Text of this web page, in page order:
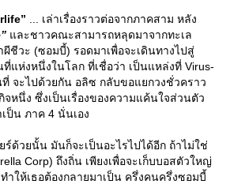
... เล่าเรื่องราวต่อจากภาคสาม หลัง
ละชาวคณะสามารถหลุดมาจากทะเล
ผีชีวะ (ซอมบี้) รอดมาเพื่อจะเดินทางไปสู่
แห่งหนึ่งในโลก ที่เชื่อว่า เป็นแหล่งที่ Virus-
จะไปด้วยกัน อลิซ กลับขอแยกวงชั่วคราว
จหนึ่ง ซึ่งเป็นเรื่องของความแค้นใจส่วนตัว
ป็น ภาค 4 นั่นเอง
ร์ด้วยนั้น มันก็จะเป็นอะไรไปได้อีก ถ้าไม่ใช่
Corp) ถึงถิ่น เพียงเพื่อจะเก็บบอสตัวใหญ่
ำให้เธอต้องกลายมาเป็น ครึ่งคนครึ่งซอมบี้